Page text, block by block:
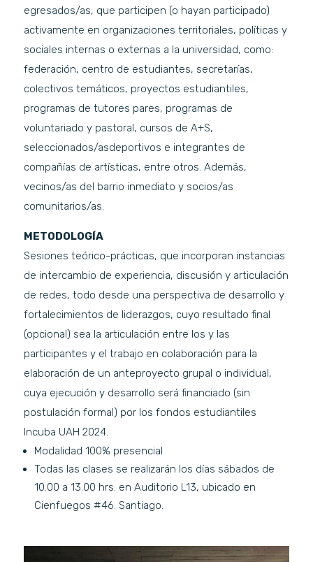
egresados/as, que participen (o hayan participado)
activamente en organizaciones territoriales, políticas y
sociales internas o externas a la universidad, como:
federación, centro de estudiantes, secretarías,
colectivos temáticos, proyectos estudiantiles,
programas de tutores pares, programas de
voluntariado y pastoral, cursos de A+S,
seleccionados/asdeportivos e integrantes de
compañías de artísticas, entre otros. Además,
vecinos/as del barrio inmediato y socios/as
comunitarios/as.
METODOLOGÍA
Sesiones teórico-prácticas, que incorporan instancias
de intercambio de experiencia, discusión y articulación
de redes, todo desde una perspectiva de desarrollo y
fortalecimientos de liderazgos, cuyo resultado final
(opcional) sea la articulación entre los y las
participantes y el trabajo en colaboración para la
elaboración de un anteproyecto grupal o individual,
cuya ejecución y desarrollo será financiado (sin
postulación formal) por los fondos estudiantiles
Incuba UAH 2024.
Modalidad 100% presencial
Todas las clases se realizarán los días sábados de
10.00 a 13.00 hrs. en Auditorio L13, ubicado en
Cienfuegos #46. Santiago.